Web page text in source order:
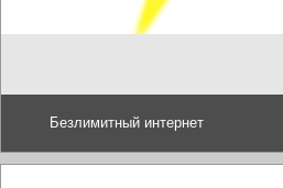
Безлимитный интернет